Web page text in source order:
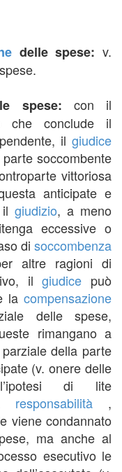
delle spese: v.
spese: con il
che conclude il
il giudice
soccombente
vittoriosa
anticipate e
giudizio, a meno
eccessive o
di soccombenza
altre ragioni di
ilgiudice può
la compensazione
delle spese,
rimangano a
della parte
(v. onere delle
di lite
responsabilità,
viene condannato
ma anche al
esecutivo le